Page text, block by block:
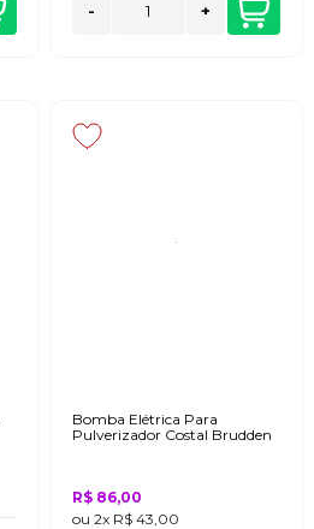
- +
Bomba Elétrica Para
Pulverizador Costal Brudden
R$ 86,00
ou 2x R$ 43,00